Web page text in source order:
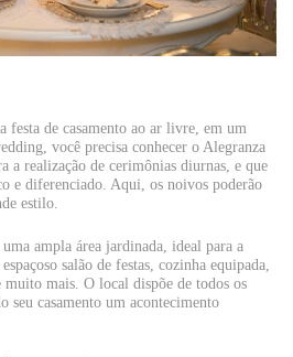
festa de casamento ao ar livre, em um
você precisa conhecer o Alegranza
a realização de cerimônias diurnas, e que
e diferenciado. Aqui, os noivos poderão
estilo.
ampla área jardinada, ideal para a
salão de festas, cozinha equipada,
muito mais. O local dispõe de todos os
seu casamento um acontecimento